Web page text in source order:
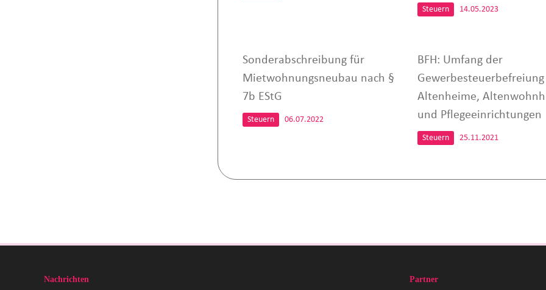
Steuern 14.05.2023
Sonderabschreibung für
Mietwohnungsneubau nach §
7b EStG
Steuern 06.07.2022
BFH: Umfang der
Altenheime,
und Pflegeeinrichtungen
Steuern 25.11.2021
Nachrichten Partner